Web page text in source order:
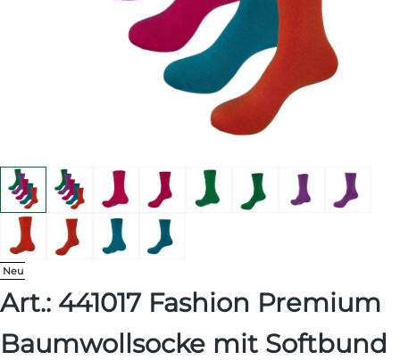
Neu
Art.: 441017 Fashion Premium
Baumwollsocke mit Softbund